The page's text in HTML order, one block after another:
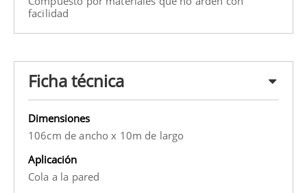
facilidad
Ficha técnica
Dimensiones
106cm de ancho x 10m de largo
Aplicación
Cola a la pared